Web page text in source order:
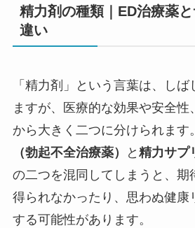
精力剤の種類｜ED治療薬
違い
「精力剤」という言葉は、し
ますが、医療的な効果や安全性
から大きく二つに分けられます
（勃起不全治療薬）
と 精力サプ
の二つを混同してしまうと、期
得られなかったり、思わぬ健康
する可能性があります。